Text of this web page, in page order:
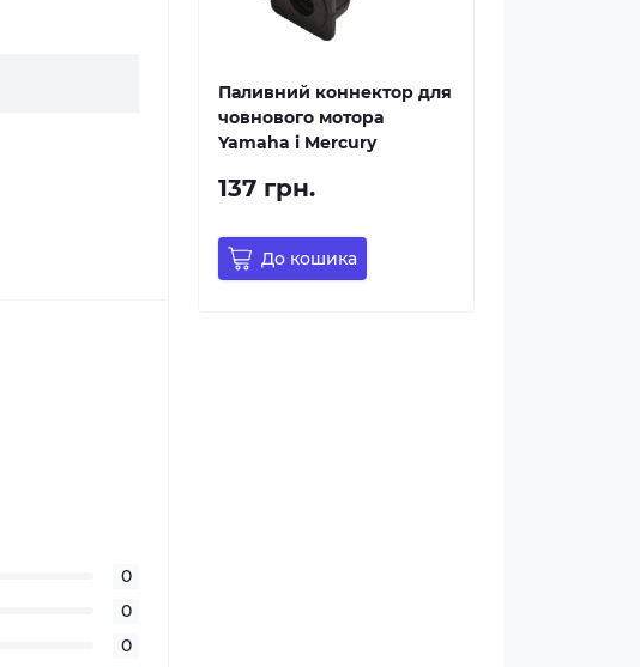
0
0
0
Паливний коннектор для
човнового мотора
Yamaha і Mercury
137 грн.
До кошика